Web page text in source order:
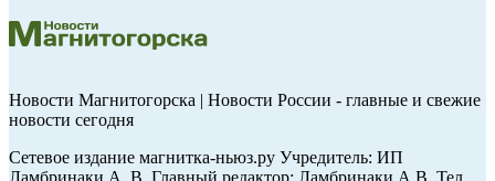
Новости Магнитогорска | Новости России - главные и свежие
новости сегодня
Сетевое издание магнитка-ньюз.ру Учредитель: ИП
Ламбринаки А. В. Главный редактор: Ламбринаки А.В. Тел.